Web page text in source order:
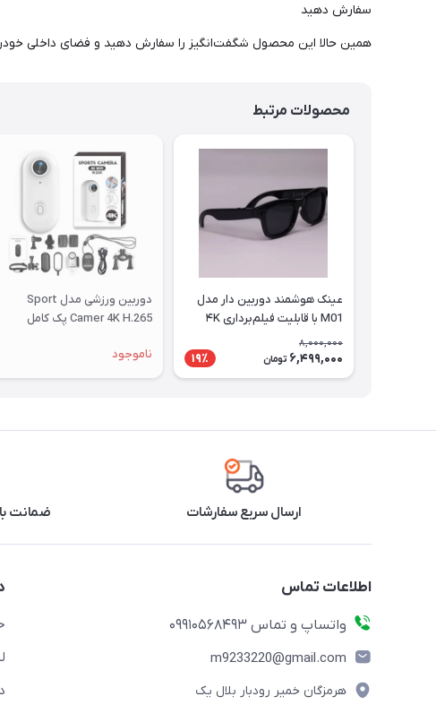
سفارش دهید
همین حالا این محصول شگفت‌انگیز را سفارش دهید و فضای داخلی
محصولات مرتبط
عینک هوشمند دوربین دار مدل
M01 با قابلیت فیلم‌برداری ۴K
8,000,000
6,499,000 تومان 19٪
دوربین ورزشی مدل Sport
Camer 4K H.265 پک کامل
ناموجود
ارسال سریع سفارشات ضمانت
اطلاعات تماس
واتساپ و تماس 09910568493
m9233220@gmail.com
هرمزگان خمیر رودبار بلال یک